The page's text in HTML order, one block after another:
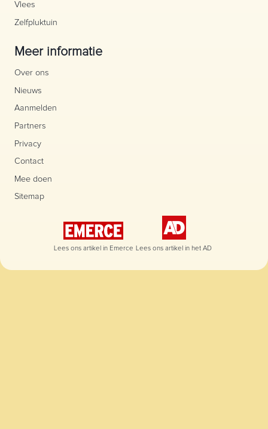
Vlees
Zelfpluktuin
Meer informatie
Over ons
Nieuws
Aanmelden
Partners
Privacy
Contact
Mee doen
Sitemap
Lees ons artikel in Emerce Lees ons artikel in het AD